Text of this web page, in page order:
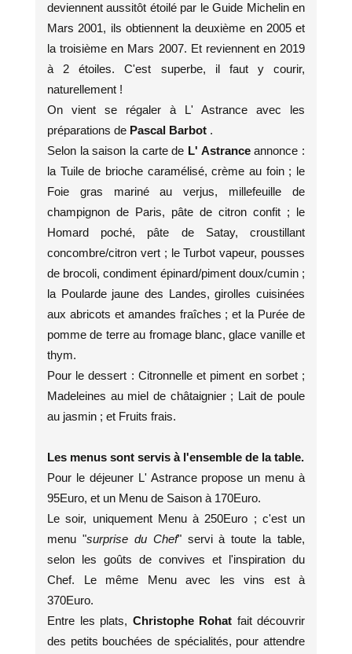
deviennent aussitôt étoilé par le Guide Michelin en
Mars 2001, ils obtiennent la deuxième en 2005 et
la troisième en Mars 2007. Et reviennent en 2019
à 2 étoiles. C'est superbe, il faut y courir,
naturellement !
On vient se régaler à L' Astrance avec les
préparations de Pascal Barbot .
Selon la saison la carte de L' Astranceannonce :
la Tuile de brioche caramélisé, crème au foin ; le
Foie gras mariné au verjus, millefeuille de
champignon de Paris, pâte de citron confit ; le
Homard poché, pâte de Satay, croustillant
concombre/citron vert ; le Turbot vapeur, pousses
de brocoli, condiment épinard/piment doux/cumin ;
la Poularde jaune des Landes, girolles cuisinées
aux abricots et amandes fraîches ; et la Purée de
pomme de terre au fromage blanc, glace vanille et
thym.
Pour le dessert : Citronnelle et piment en sorbet ;
Madeleines au miel de châtaignier ; Lait de poule
au jasmin ; et Fruits frais.
Les menus sont servis à l'ensemble de la table.
Pour le déjeuner L' Astrance propose un menu à
95Euro, et un Menu de Saison à 170Euro.
Le soir, uniquement Menu à 250Euro ; c'est un
menu "surprise du Chef" servi à toute la table,
selon les goûts de convives et l'inspiration du
Chef. Le même Menu avec les vins est à
370Euro.
Entre les plats, Christophe Rohat fait découvrir
des petits bouchées de spécialités, pour attendre